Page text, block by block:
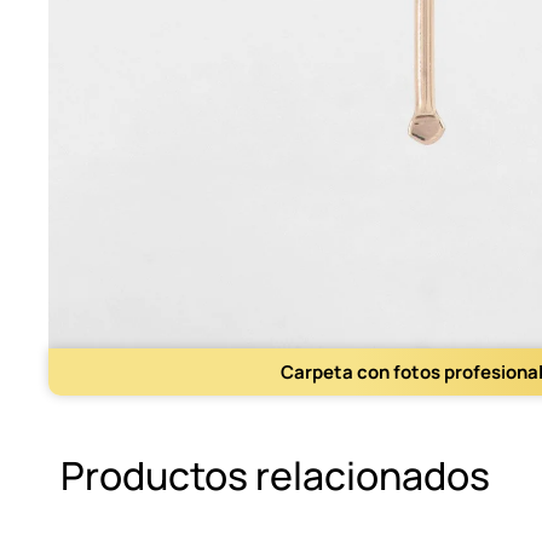
Carpeta con fotos
Productos relacionados